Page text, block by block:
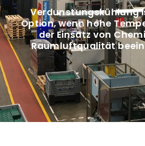
Verdunstungskühlung
Option, wenn hohe
der Einsatz von
Raumluftqualität